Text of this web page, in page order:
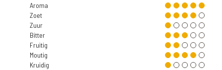
Aroma
Zoet
Zuur
Bitter
Fruitig
Moutig
Kruidig